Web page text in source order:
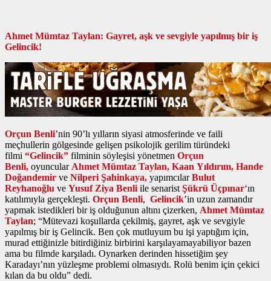
Ahmet Mümtaz Taylan: Gayret, aşk ve sevgiyle yapılmış bir iş
Gelincik!
Orçun Benli’nin 90’lı yılların siyasi atmosferinde ve faili
meçhullerin gölgesinde gelişen psikolojik gerilim türündeki
filmi “Gelincik” filminin söyleşisi yönetmen Orçun
Benli, oyuncularAhmet Mümtaz Taylan, Kaan Yıldırım, Hande
Doğandemir ve Nilperi Şahinkaya, yapımcılarBulut
Reyhanoğlu ve Yusuf Ziya Benli ile senarist Şükrü Üçpınar‘ın
katılımıyla gerçekleşti. Orçun Benli, Gelincik’in uzun zamandır
yapmak istedikleri bir iş olduğunun altını çizerken, Ahmet Mümtaz
Taylan; “Mütevazi koşullarda çekilmiş, gayret, aşk ve sevgiyle
yapılmış bir iş Gelincik. Ben çok mutluyum bu işi yaptığım için,
murad ettiğinizle bitirdiğiniz birbirini karşılayamayabiliyor bazen
ama bu filmde karşıladı. Oynarken derinden hissetiğim şey
Karadayı’nın yüzleşme problemi olmasıydı. Rolü benim için çekici
kılan da bu oldu” dedi.